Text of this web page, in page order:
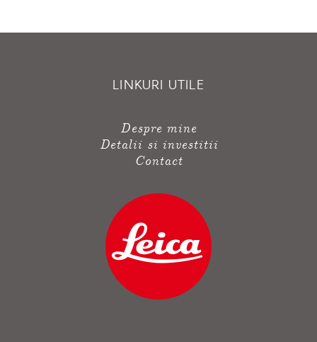
LINKURI UTILE
Despre mine
Detalii si investitii
Contact